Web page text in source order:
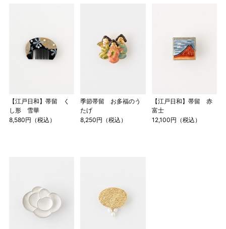
【江戸日和】帯留 く
し形 雪華
8,580円（税込）
季節帯留 お多福のう
たげ
8,250円（税込）
【江戸日和】帯留 赤
富士
12,100円（税込）